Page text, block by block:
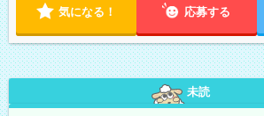
気になる！ 応募する
未読